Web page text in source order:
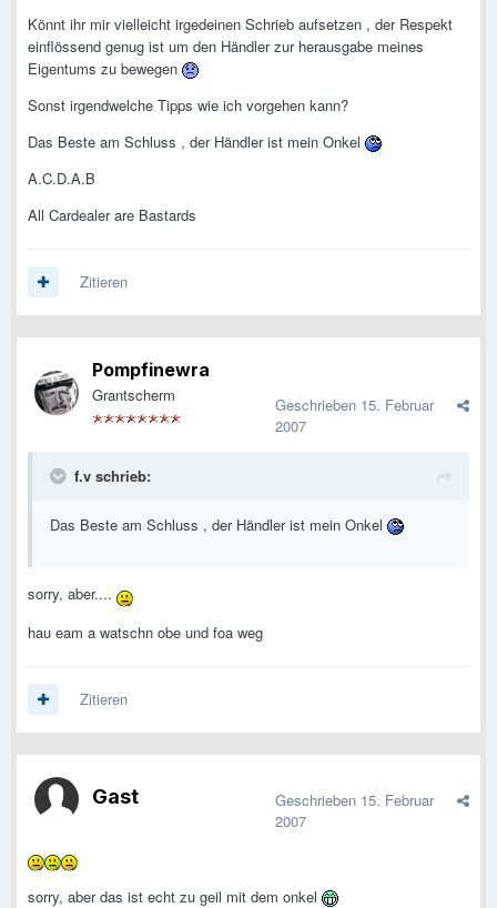
Könnt ihr mir vielleicht irgedeinen Schrieb aufsetzen , der Respekt
einflössend genug ist um den Händler zur herausgabe meines
Eigentums zu bewegen
Sonst irgendwelche Tipps wie ich vorgehen kann?
Das Beste am Schluss , der Händler ist mein Onkel
A.C.D.A.B
All Cardealer are Bastards
Zitieren
Pompfinewra
Grantscherm Geschrieben 15. Februar
2007
f.v schrieb:
Das Beste am Schluss , der Händler ist mein Onkel
sorry, aber....
hau eam a watschn obe und foa weg
Zitieren
Gast Geschrieben 15. Februar
2007
sorry, aber das ist echt zu geil mit dem onkel